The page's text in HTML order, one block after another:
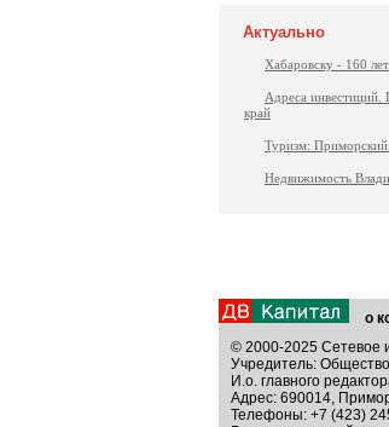
Актуально
Хабаровску - 160 лет
Адреса инвестиций.
край
Туризм:
Недвижимость
о
© 2000-2025 Сетевое
Учредитель:
И.о. главного
Адрес: 690014,
Телефоны: +7 (423)